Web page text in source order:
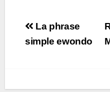
Post
navigation
La phrase
simple ewondo